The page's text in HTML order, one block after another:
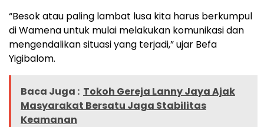
“Besok atau paling lambat lusa kita harus berkumpul
di Wamena untuk mulai melakukan komunikasi dan
mengendalikan situasi yang terjadi,” ujar Befa
Yigibalom.
Baca Juga : Tokoh Gereja Lanny Jaya Ajak
Masyarakat Bersatu Jaga Stabilitas
Keamanan